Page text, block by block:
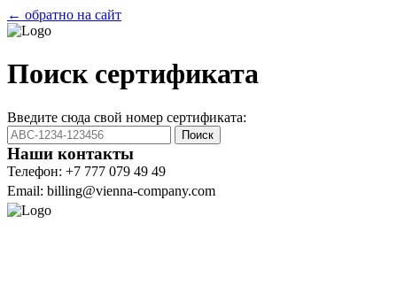
← обратно на сайт
Поиск сертификата
Введите сюда свой номер сертификата:
Поиск
Наши контакты
Телефон: +7 777 079 49 49
Email: billing@vienna-company.com